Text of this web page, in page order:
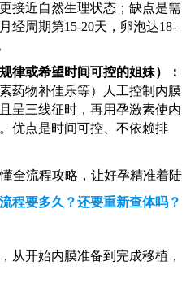
接近自然生理状态；缺点是需
经周期第15-20天，卵泡达18-
律或希望时间可控的姐妹）：
药物补佳乐等）人工控制内膜
呈三线征时，再用孕激素使内
优点是时间可控、不依赖排
程要多久？还要重新查体吗？
从开始内膜准备到完成移植，